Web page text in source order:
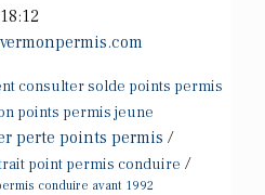
consulter solde points permis
points permis jeune
perte points permis /
point permis conduire /
conduire avant 1992